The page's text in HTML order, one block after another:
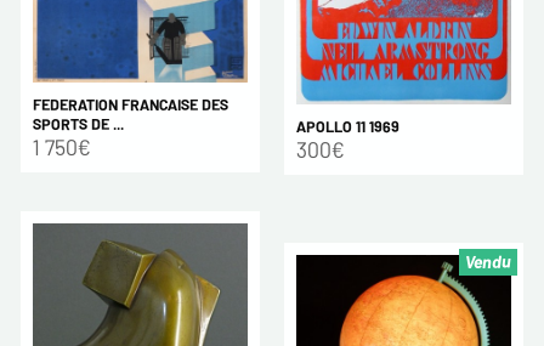
FEDERATION FRANCAISE DES
SPORTS DE ...
1 750€
APOLLO 11 1969
300€
Vendu